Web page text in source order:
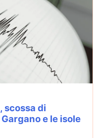
scossa di
e le isole